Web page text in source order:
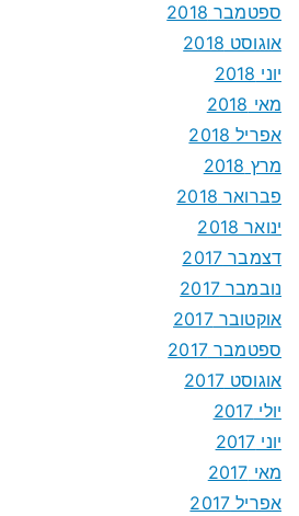
ספטמבר 2018
אוגוסט 2018
יוני 2018
מאי 2018
אפריל 2018
מרץ 2018
פברואר 2018
ינואר 2018
דצמבר 2017
נובמבר 2017
אוקטובר 2017
ספטמבר 2017
אוגוסט 2017
יולי 2017
יוני 2017
מאי 2017
אפריל 2017